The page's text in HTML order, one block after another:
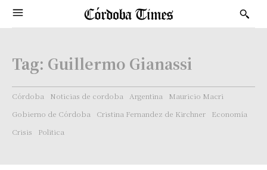
Tag: Guillermo Gianassi
Córdoba Noticias de cordoba Argentina
Mauricio Macri
Gobierno de Córdoba
Cristina Fernandez de Kirchner
Economía
Crisis
Politica